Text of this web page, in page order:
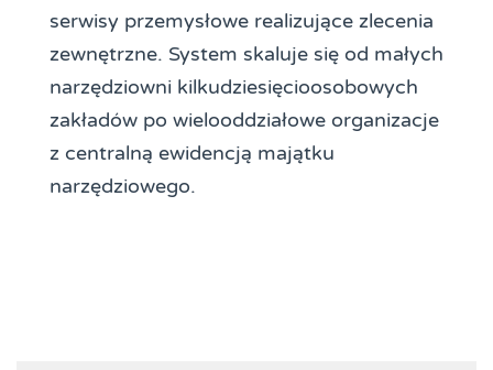
serwisy przemysłowe realizujące zlecenia
zewnętrzne. System skaluje się od małych
narzędziowni kilkudziesięcioosobowych
zakładów po wielooddziałowe organizacje
z centralną ewidencją majątku
narzędziowego.